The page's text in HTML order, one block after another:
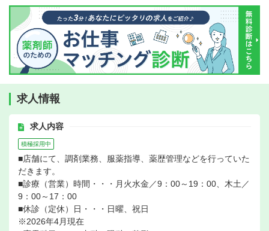
求人情報
求人内容
積極採用中
■店舗にて、調剤業務、服薬指導、薬歴管理などを行っていた
だきます。
■診療（営業）時間・・・月火水金／9：00～19：00、木土／
9：00～17：00
■休診（定休）日・・・日曜、祝日
※2026年4月現在